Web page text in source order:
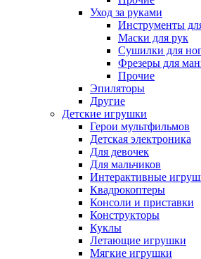
Уход за руками
Инструменты
Маски для рук
Сушилки для
Фрезеры для
Прочие
Эпиляторы
Другие
Детские игрушки
Герои мультфильмов
Детская электроника
Для девочек
Для мальчиков
Интерактивные
Квадрокоптеры
Консоли и приставки
Конструкторы
Куклы
Летающие игрушки
Мягкие игрушки